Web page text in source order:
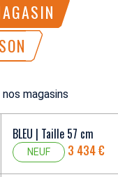
nos magasins
BLEU | Taille 57 cm
NEUF 3 434 €